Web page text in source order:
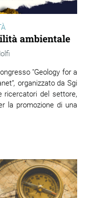
ambientale
"Geology for a
“, organizzato da Sgi
ricercatori del settore,
la promozione di una